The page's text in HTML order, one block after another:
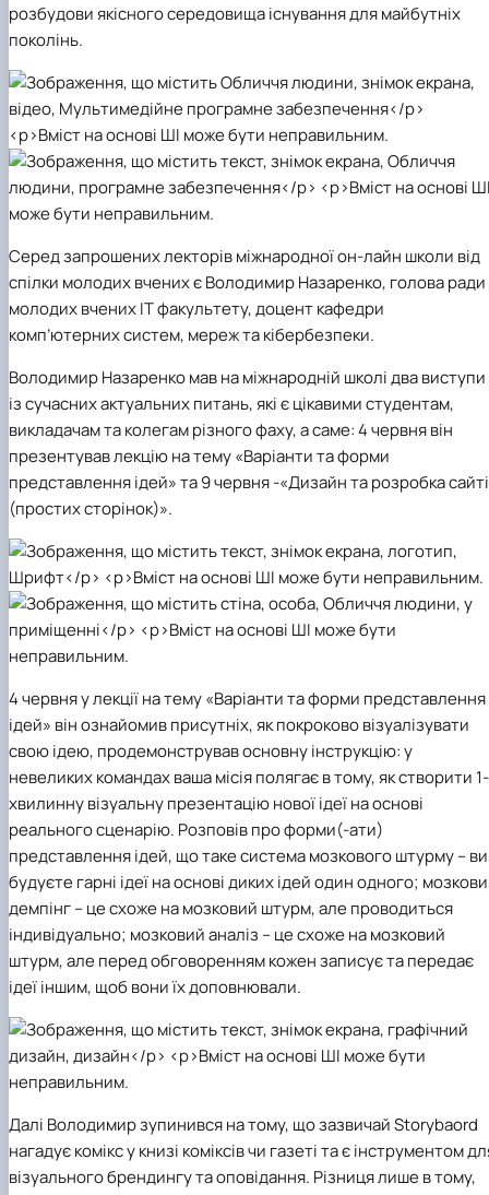
розбудови якісного середовища існування для майбутніх
поколінь.
Серед запрошених лекторів міжнародної он-лайн школи від
спілки молодих вчених єВолодимир Назаренко, голова ради
молодих вчених ІТ факультету, доцент кафедри
комп’ютерних систем, мереж та кібербезпеки.
Володимир Назаренко мав на міжнародній школі два виступи
із сучасних актуальних питань, які є цікавими студентам,
викладачам та колегам різного фаху, а саме: 4 червня він
презентував лекцію на тему«Варіанти та форми
представлення ідей»та 9 червня -«Дизайн та розробка
(простих сторінок)».
4 червня у лекції на тему «Варіанти та форми представлення
ідей» він ознайомив присутніх, як покроково візуалізувати
свою ідею, продемонстрував основну інструкцію: у
невеликих командах ваша місія полягає в тому, як створити 1-
хвилинну візуальну презентацію нової ідеї на основі
реального сценарію. Розповів про форми(-ати)
представлення ідей​, що таке система мозкового штурму – ви
будуєте гарні ідеї на основі диких ідей один одного;
демпінг – це схоже на мозковий штурм, але проводиться
індивідуально; мозковий аналіз – це схоже на мозковий
штурм, але перед обговоренням кожен записує та передає
ідеї іншим, щоб вони їх доповнювали.​
Далі Володимир зупинився на тому, що зазвичай Storybaord
нагадує комікс у книзі коміксів чи газеті та є інструментом
візуального брендингу та оповідання. Різниця лише в тому,